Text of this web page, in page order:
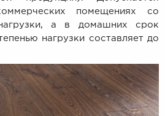
помещениях со
а в домашних срок
нагрузки составляет до